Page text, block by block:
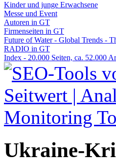
Kinder und junge Erwachsene
Messe und Event
Autoren in GT
Firmenseiten in GT
Future of Water - Global Trends -
RADIO in GT
Index - 20.000 Seiten, ca. 52.000
Ukraine-